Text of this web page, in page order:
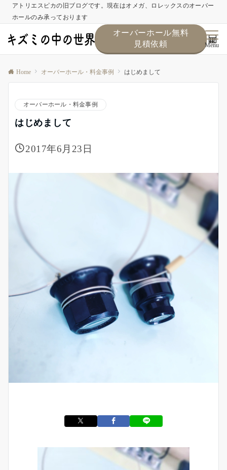
アトリエスピカの旧ブログです。現在はオメガ、ロレックスのオーバー
ホールのみ承っております
オーバーホール無料
見積依頼
Menu
Home オーバーホール・料金事例 はじめまして
オーバーホール・料金事例
はじめまして
2017年6月23日